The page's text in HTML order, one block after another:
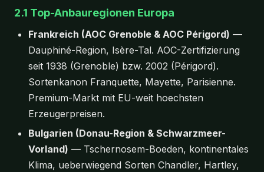
2.1 Top-Anbauregionen Europa
Frankreich (AOC Grenoble & AOC Périgord) —
Dauphiné-Region, Isère-Tal. AOC-Zertifizierung
seit 1938 (Grenoble) bzw. 2002 (Périgord).
Sortenkanon Franquette, Mayette, Parisienne.
Premium-Markt mit EU-weit hoechsten
Erzeugerpreisen.
Bulgarien (Donau-Region & Schwarzmeer-
Vorland) — Tschernosem-Boeden, kontinentales
Klima, ueberwiegend Sorten Chandler, Hartley,